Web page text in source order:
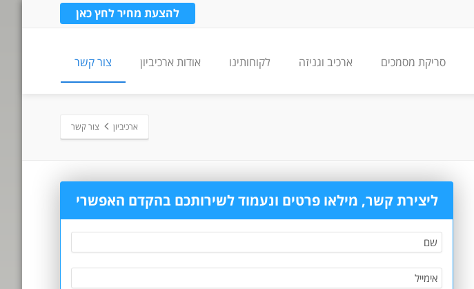
להצעת מחיר לחץ כאן
סריקת מסמכים ארכיב וגניזה לקוחותינו אודות ארכיביון צור קשר
ארכיביון צור קשר
ליצירת קשר, מילאו פרטים ונעמוד לשירותכם בהקדם האפשרי